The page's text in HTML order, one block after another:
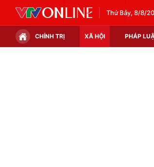
Thứ Bảy, 8/8/
CHÍNH TRỊ XÃ HỘI PHÁP